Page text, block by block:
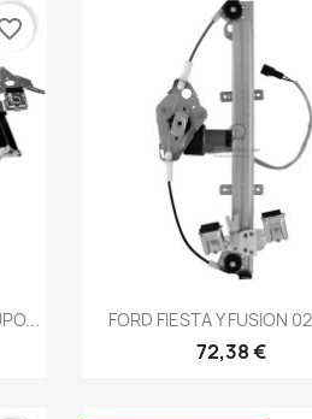
Vista rápida
FORD FIESTA Y FUSION
72,38 €